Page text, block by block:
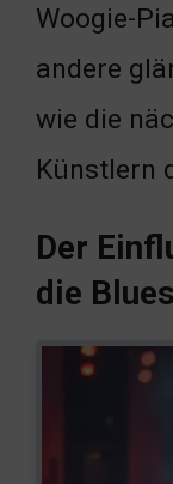
Woogie-
andere
wie die
Künstlern
Der
die